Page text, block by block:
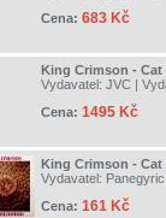
Cena: 683 Kč
King Crimson -
Vydavatel: JVC |
Cena: 1495 Kč
King Crimson - Cat
Vydavatel: Panegyric
Cena: 161 Kč